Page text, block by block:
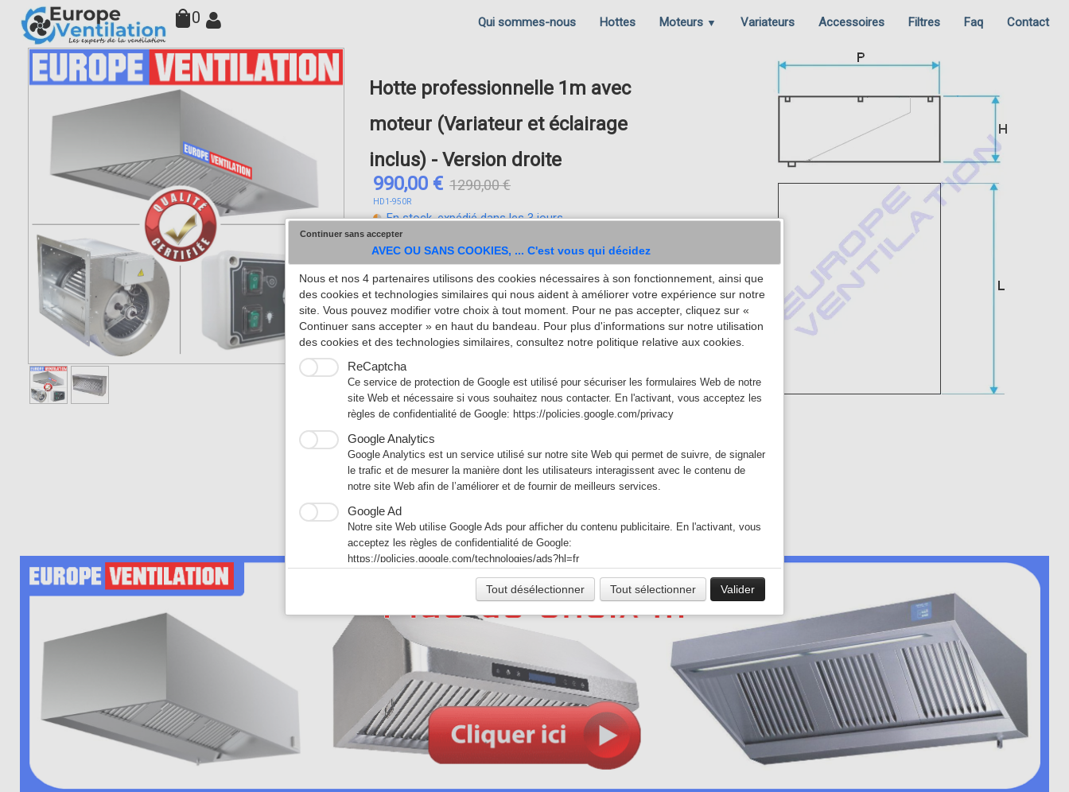
0 Qui sommes-nous Hottes Moteurs ▼ Variateurs Accessoires Filtres Faq Contact
Hotte professionnelle 1m avec
moteur (Variateur et éclairage
inclus) - Version droite
990,00 € 1290,00 €
HD1-950R
En stock, expédié dans les 3 jours
Quantité
+
Ajouter au panier
Voir mon panier
Hotte dynamique professionnelle
L1000xP950xH520mm
Déjà assemblée
Prêt à poser
Filtre Choc Inox
Moteur 7/7 - 147W
Variateur intégré
acier inox 18/10
Prêt à poser
Continuer sans accepter
AVEC OU SANS COOKIES, ... C'est vous qui décidez
Nous et nos 4 partenaires utilisons des cookies nécessaires à son fonctionnement, ainsi que
des cookies et technologies similaires qui nous aident à améliorer votre expérience sur notre
site. Vous pouvez modifier votre choix à tout moment. Pour ne pas accepter, cliquez sur «
Continuer sans accepter » en haut du bandeau. Pour plus d'informations sur notre utilisation
des cookies et des technologies similaires, consultez notre politique relative aux cookies.
ReCaptcha
Ce service de protection de Google est utilisé pour sécuriser les formulaires Web de notre
site Web et nécessaire si vous souhaitez nous contacter. En l'activant, vous acceptez les
règles de confidentialité de Google: https://policies.google.com/privacy
Google Analytics
Google Analytics est un service utilisé sur notre site Web qui permet de suivre, de signaler
le trafic et de mesurer la manière dont les utilisateurs interagissent avec le contenu de
notre site Web afin de l’améliorer et de fournir de meilleurs services.
Google Ad
Notre site Web utilise Google Ads pour afficher du contenu publicitaire. En l'activant, vous
acceptez les règles de confidentialité de Google:
https://policies.google.com/technologies/ads?hl=fr
Tout désélectionner Tout sélectionner Valider